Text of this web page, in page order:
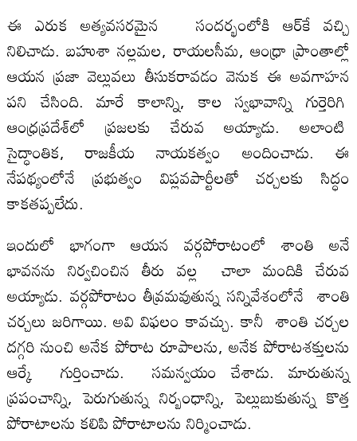
ఈ ఎరుక అత్యవసరమైన సందర్భంలోకి ఆర్‌కే వచ్చి
నిలిచాడు. బహుశా నల్లమల, రాయలసీమ, ఆంధ్రా ప్రాంతాల్లో
ఆయన ప్రజా వెల్లువలు తీసుకరావడం వెనుక ఈ అవగాహన
పని చేసింది. మారే కాలాన్ని, కాల స్వభావాన్ని గుర్తెరిగి
ఆంధ్రప్రదేశ్‌లో ప్రజలకు చేరువ అయ్యాడు. అలాంటి
సైద్ధాంతిక, రాజకీయ నాయకత్వం అందించాడు. ఈ
నేప‌థ్యంలోనే ప్రభుత్వం విప్లవపార్టీలతో చర్చలకు సిద్ధం
కాకతప్పలేదు.
ఇందులో భాగంగా ఆయ‌న వ‌ర్గ‌పోరాటంలో శాంతి అనే
భావ‌నను నిర్వ‌చించిన తీరు వ‌ల్ల చాలా మందికి చేరువ
అయ్యాడు. వ‌ర్గ‌పోరాటం తీవ్రమ‌వుతున్న స‌న్నివేశంలోనే శాంతి
చ‌ర్చ‌లు జ‌రిగాయి. అవి విఫ‌లం కావ‌చ్చు. కానీ శాంతి చ‌ర్చ‌ల
ద‌గ్గ‌రి నుంచి అనేక పోరాట రూపాల‌ను, అనేక పోరాట‌శ‌క్తుల‌ను
ఆర్కే గుర్తించాడు. స‌మ‌న్వ‌యం చేశాడు. మారుతున్న
ప్ర‌పంచాన్ని, పెరుగుతున్న నిర్బంధాన్ని, పెల్లుబుకుతున్న కొత్త
పోరాటాల‌ను క‌లిపి పోరాటాల‌ను నిర్మించాడు.